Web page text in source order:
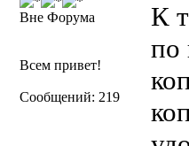
Вне Форума
Всем привет!
Сообщений: 219
К
по